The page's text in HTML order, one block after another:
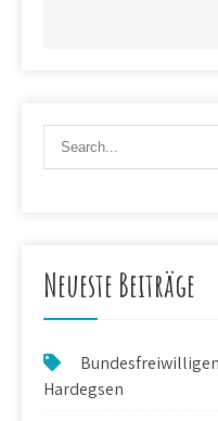
Neueste Beiträge
Hardegsen